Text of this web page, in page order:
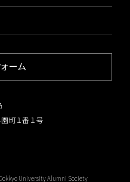
ーム
町１番１号
University Alumni Society